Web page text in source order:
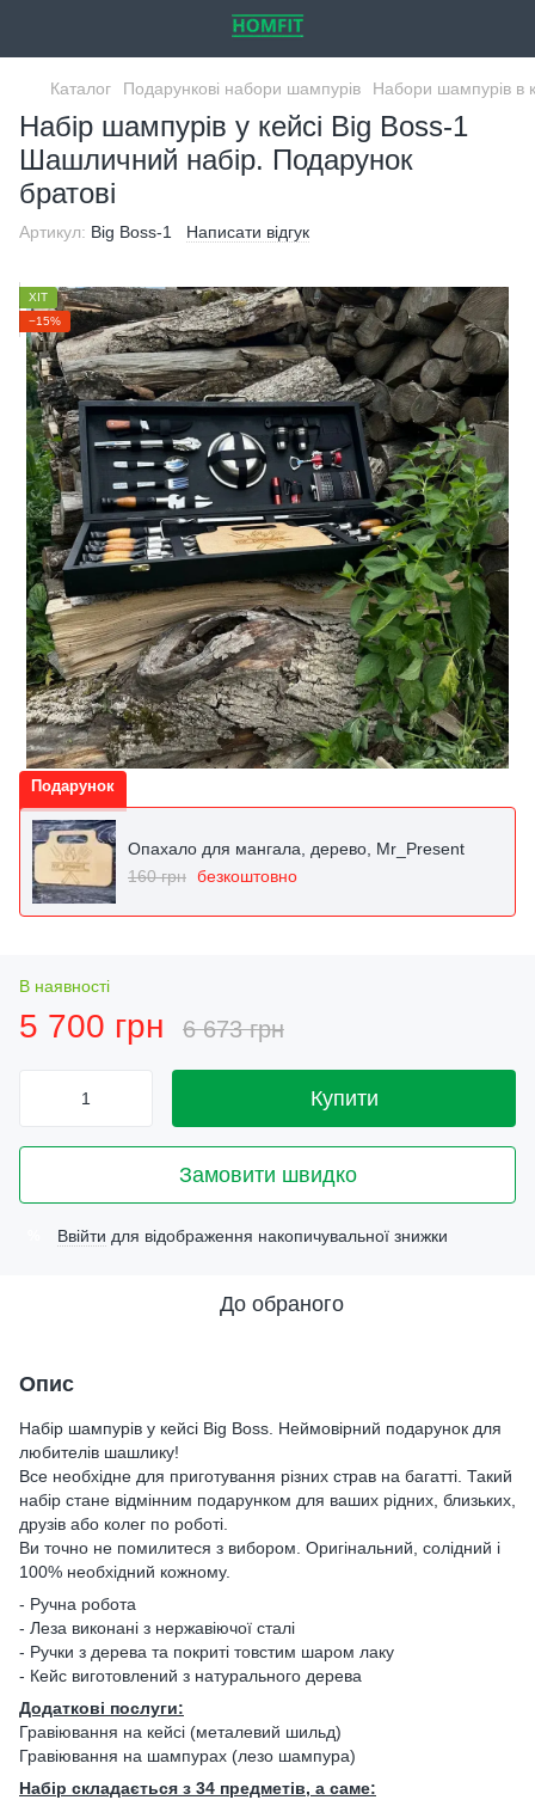
Каталог Подарункові набори шампурів Набори шампурів в
Набір шампурів у кейсі Big Boss-1
Шашличний набір. Подарунок
братові
Артикул: Big Boss-1 Написати відгук
ХІТ
−15%
Подарунок
Опахало для мангала, дерево, Mr_Present
160 грн безкоштовно
В наявності
5 700 грн 6 673 грн
Купити
Замовити швидко
Ввійти для відображення накопичувальної знижки
До обраного
Опис
Набір шампурів у кейсі Big Boss. Неймовірний подарунок для
любителів шашлику!
Все необхідне для приготування різних страв на багатті. Такий
набір стане відмінним подарунком для ваших рідних, близьких,
друзів або колег по роботі.
Ви точно не помилитеся з вибором. Оригінальний, солідний і
100% необхідний кожному.
- Ручна робота
- Леза виконані з нержавіючої сталі
- Ручки з дерева та покриті товстим шаром лаку
- Кейс виготовлений з натурального дерева
Додаткові послуги:
Гравіювання на кейсі (металевий шильд)
Гравіювання на шампурах (лезо шампура)
Набір складається з 34 предметів, а саме: